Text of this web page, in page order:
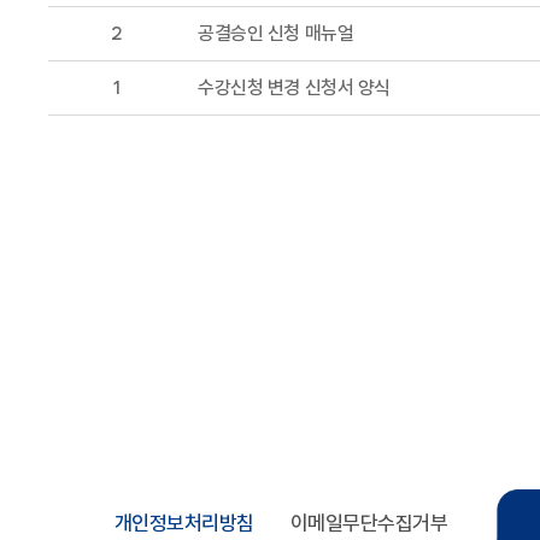
2 공결승인 신청 매뉴얼
1 수강신청 변경 신청서 양식
개인정보처리방침 이메일무단수집거부